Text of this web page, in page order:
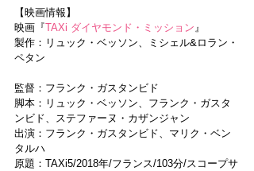
【映画情報】
映画『TAXi ダイヤモンド・ミッション 』
製作：リュック・ベッソン、ミシェル&ロラン・
ペタン
監督：フランク・ガスタンビド
脚本：リュック・ベッソン、フランク・ガスタ
ンビド、ステファーヌ・カザンジャン
出演：フランク・ガスタンビド、マリク・ベン
タルハ
原題：TAXi5/2018年/フランス/103分/スコープサ